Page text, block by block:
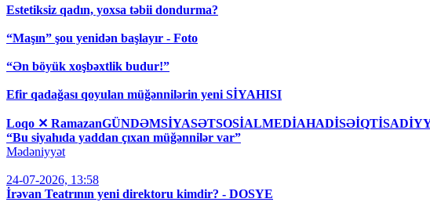
Estetiksiz qadın, yoxsa təbii dondurma?
“Maşın” şou yenidən başlayır - Foto
“Ən böyük xoşbəxtlik budur!”
Efir qadağası qoyulan müğənnilərin yeni SİYAHISI
Loqo ✕
“Bu siyahıda yaddan çıxan müğənnilər var”
Mədəniyyət
24-07-2026, 13:58
İrəvan Teatrının yeni direktoru kimdir? - DOSYE